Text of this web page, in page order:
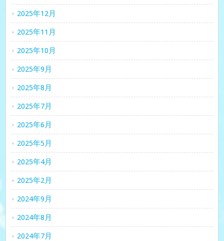
2025年12月
2025年11月
2025年10月
2025年9月
2025年8月
2025年7月
2025年6月
2025年5月
2025年4月
2025年2月
2024年9月
2024年8月
2024年7月